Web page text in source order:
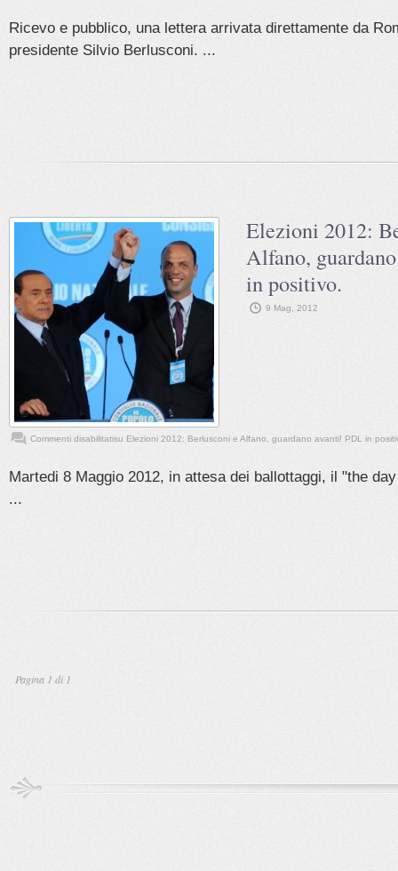
Ricevo e pubblico, una lettera arrivata direttamente da
presidente Silvio Berlusconi. ...
Elezioni 2012:
Alfano,
in positivo.
9 Mag, 2012
Commenti disabilitatisu Elezioni 2012: Berlusconi e Alfano, guardano avanti! PDL in
Martedi 8 Maggio 2012, in attesa dei ballottaggi, il "the
...
Pagina 1 di 1